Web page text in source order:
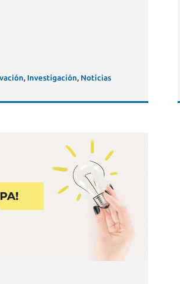
, Investigación, Noticias